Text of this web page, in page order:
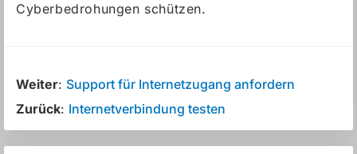
Cyberbedrohungen schützen.
Weiter: Support für Internetzugang anfordern
Zurück: Internetverbindung testen